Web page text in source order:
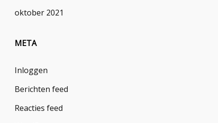
oktober 2021
META
Inloggen
Berichten feed
Reacties feed